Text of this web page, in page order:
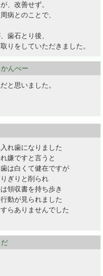
、改善せず。
病とのことで、
歯石とり後、
りをしていただきました。
んべー
と思いました。
れ歯になりました
嫌ですと言うと
は白くて健在ですが
ぎりと削られ
領収書を持ち歩き
動が見られました
らありませんでした